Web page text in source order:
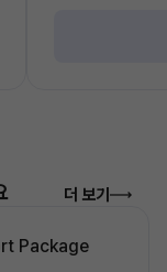
더 보기
Package